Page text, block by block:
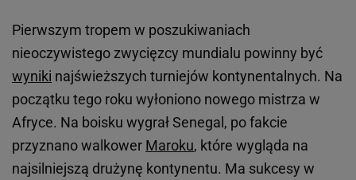
Pierwszym tropem w poszukiwaniach
nieoczywistego zwycięzcy mundialu powinny być
wyniki najświeższych turniejów kontynentalnych. Na
początku tego roku wyłoniono nowego mistrza w
Afryce. Na boisku wygrał Senegal, po fakcie
przyznano walkower Maroku, które wygląda na
najsilniejszą drużynę kontynentu. Ma sukcesy w